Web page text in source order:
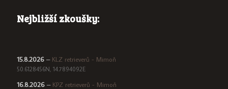
Nejbližší zkoušky:
15.8.2026 – KLZ retrieverů - Mimoň
50.6128456N, 14.7894092E
16.8.2026 – KPZ retrieverů - Mimoň